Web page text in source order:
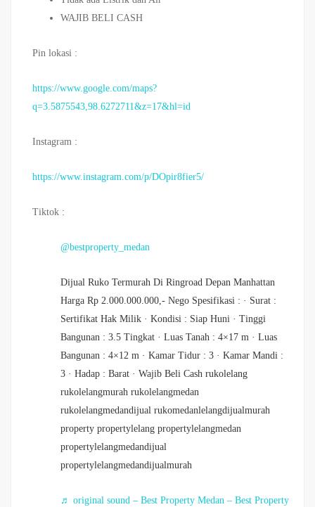
WAJIB BELI CASH
Pin lokasi :
https://www.google.com/maps?
q=3.5875543,98.6272711&z=17&hl=id
Instagram :
https://www.instagram.com/p/DOpir8fier5/
Tiktok :
@bestproperty_medan
Dijual Ruko Termurah Di Ringroad Depan Manhattan
Harga Rp 2.000.000.000,- Nego Spesifikasi : · Surat :
Sertifikat Hak Milik · Kondisi : Siap Huni · Tinggi
Bangunan : 3.5 Tingkat · Luas Tanah : 4×17 m · Luas
Bangunan : 4×12 m · Kamar Tidur : 3 · Kamar Mandi :
3 · Hadap : Barat · Wajib Beli Cash rukolelang
rukolelangmurah rukolelangmedan
rukolelangmedandijual rukomedanlelangdijualmurah
property propertylelang propertylelangmedan
propertylelangmedandijual
propertylelangmedandijualmurah
♬ original sound – Best Property Medan – Best Property